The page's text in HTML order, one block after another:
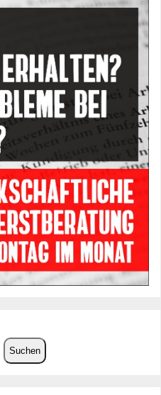
Suchen